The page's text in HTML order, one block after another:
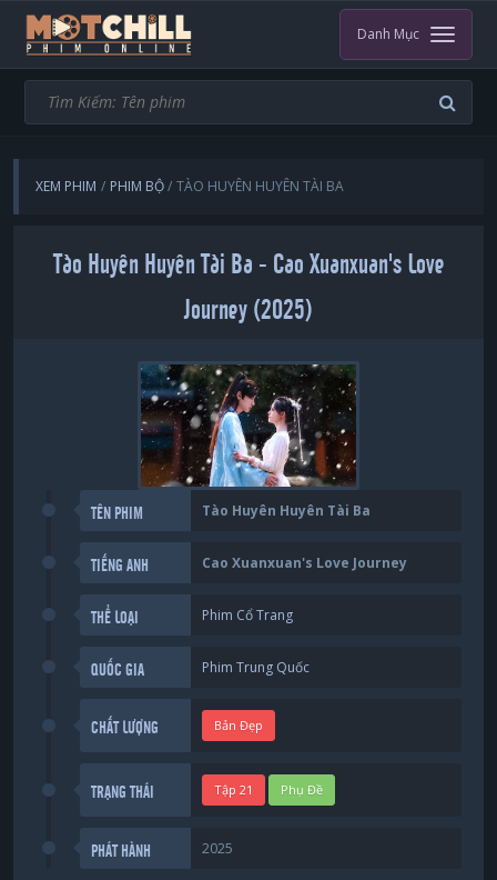
Danh Mục
XEM PHIM PHIM BỘ TÀO HUYÊN HUYÊN TÀI BA
Tào Huyên Huyên Tài Ba - Cao Xuanxuan's Love
Journey (2025)
TÊN PHIM Tào Huyên Huyên Tài Ba
TIẾNG ANH Cao Xuanxuan's Love Journey
THỂ LOẠI Phim Cổ Trang
QUỐC GIA Phim Trung Quốc
CHẤT LƯỢNG Bản Đẹp
TRẠNG THÁI Tập 21 Phụ Đề
PHÁT HÀNH 2025